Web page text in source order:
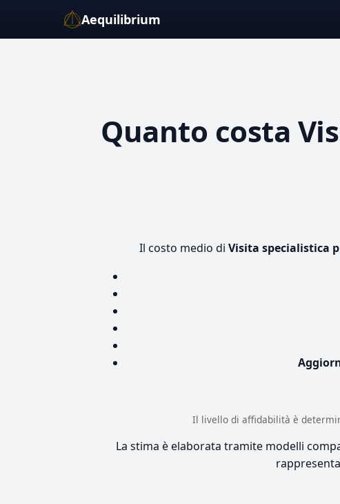
Aequilibrium
Quanto costa
Il costo medio di Visita specialistica
Il livello di affidabilità è
La stima è elaborata tramite modelli